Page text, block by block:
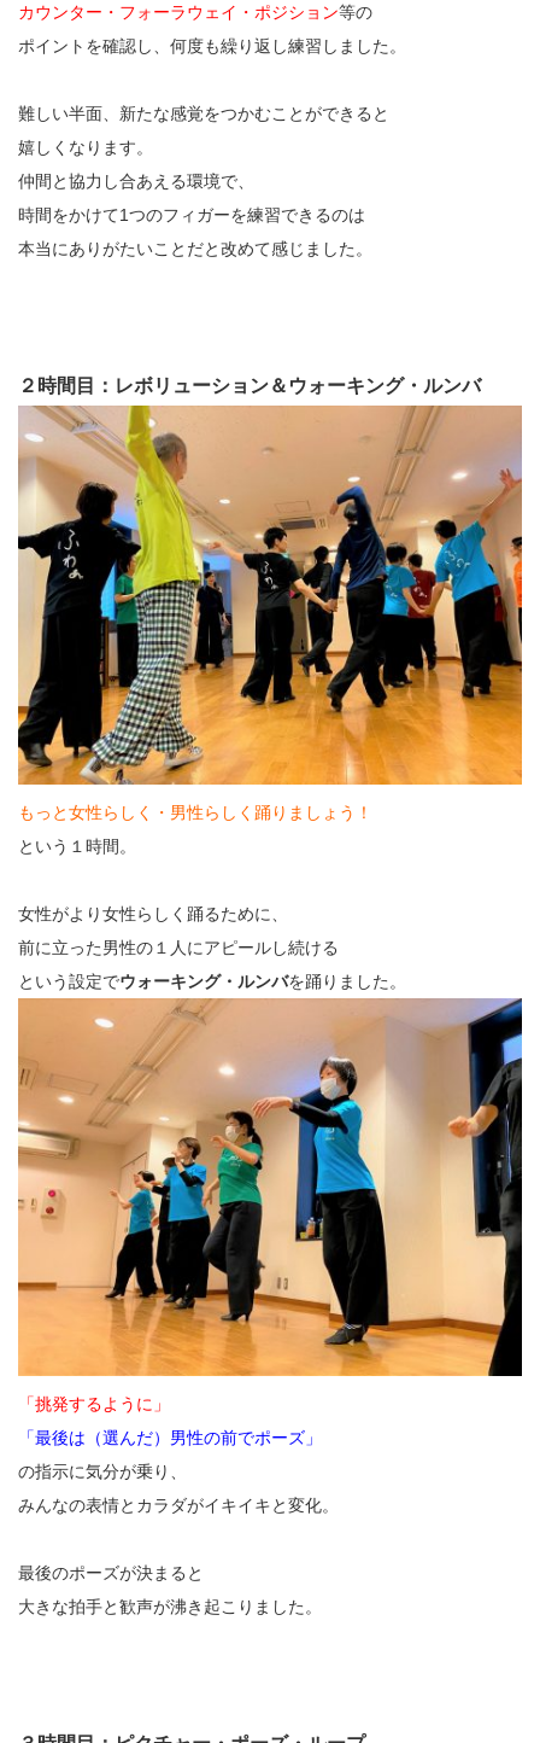
カウンター・フォーラウェイ・ポジション等の
ポイントを確認し、何度も繰り返し練習しました。
難しい半面、新たな感覚をつかむことができると
嬉しくなります。
仲間と協力し合あえる環境で、
時間をかけて1つのフィガーを練習できるのは
本当にありがたいことだと改めて感じました。
２時間目：レボリューション＆ウォーキング・ルンバ
もっと女性らしく・男性らしく踊りましょう！
という１時間。
女性がより女性らしく踊るために、
前に立った男性の１人にアピールし続ける
という設定でウォーキング・ルンバを踊りました。
「挑発するように」
「最後は（選んだ）男性の前でポーズ」
の指示に気分が乗り、
みんなの表情とカラダがイキイキと変化。
最後のポーズが決まると
大きな拍手と歓声が沸き起こりました。